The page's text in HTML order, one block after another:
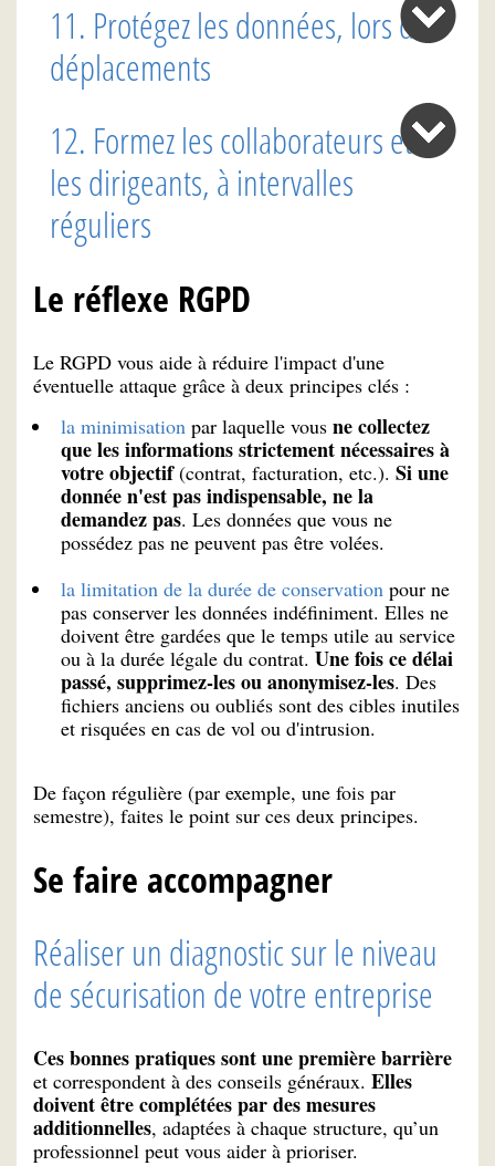
11. Protégez les données, lors des
déplacements
12. Formez les collaborateurs et
les dirigeants, à intervalles
réguliers
Le réflexe RGPD
Le RGPD vous aide à réduire l'impact d'une
éventuelle attaque grâce à deux principes clés :
la minimisation par laquelle vous ne collectez
que les informations strictement nécessaires à
votre objectif(contrat, facturation, etc.). Si une
donnée n'est pas indispensable, ne la
demandez pas. Les données que vous ne
possédez pas ne peuvent pas être volées.
la limitation de la durée de conservation pour ne
pas conserver les données indéfiniment. Elles ne
doivent être gardées que le temps utile au service
ou à la durée légale du contrat. Une fois ce délai
passé, supprimez-les ou anonymisez-les. Des
fichiers anciens ou oubliés sont des cibles inutiles
et risquées en cas de vol ou d'intrusion.
De façon régulière (par exemple, une fois par
semestre), faites le point sur ces deux principes.
Se faire accompagner
Réaliser un diagnostic sur le niveau
de sécurisation de votre entreprise
Ces bonnes pratiques sont une première barrière
et correspondent à des conseils généraux. Elles
doivent être complétées par des mesures
additionnelles, adaptées à chaque structure, qu’un
professionnel peut vous aider à prioriser.